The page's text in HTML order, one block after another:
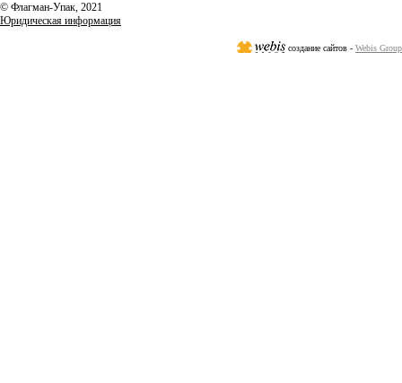
© Флагман-Упак, 2021
Юридическая информация
создание сайтов - Webis Group